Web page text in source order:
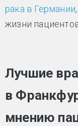
рака в Германии
жизни
Лучшие
в
мнению